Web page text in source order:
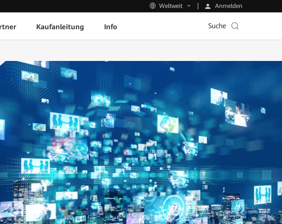
Weltweit Anmelden
Kaufanleitung Info Suche